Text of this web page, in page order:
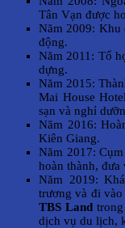
Tân Vạn được
Năm 2009: Khu
động.
Năm 2011: Tổ
dựng.
Năm 2015:
Mai House
sạn và nghỉ
Năm 2016:
Kiên Giang.
Năm 2017:
hoàn thành, đưa
Năm 2019:
trương và đi vào
TBS Land
dịch vụ du lịch,